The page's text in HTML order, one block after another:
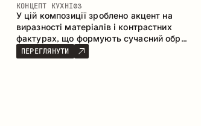
КОНЦЕПТ КУХНІ03
У цій композиції зроблено акцент на
виразності матеріалів і контрастних
фактурах, що формують сучасний образ
кухонного простору. Темне обвуглене
дерево, метал і керамограніт формують
ПЕРЕГЛЯНУТИ